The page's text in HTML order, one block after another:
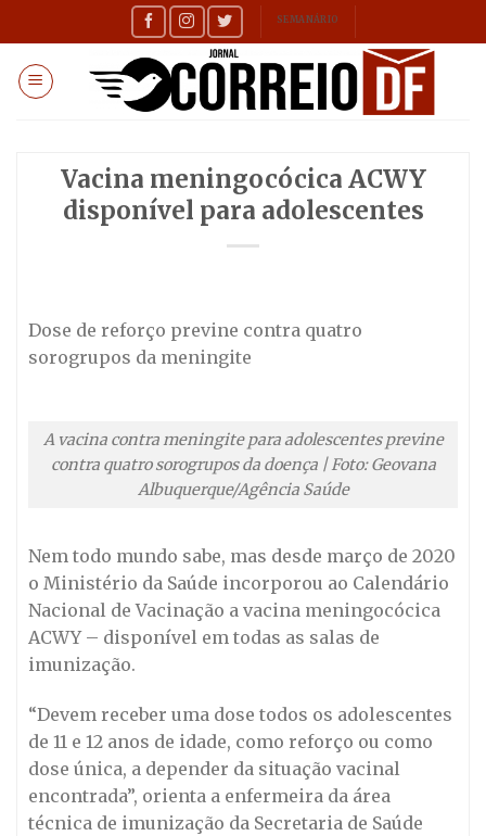
to
content
SEMANÁRIO
Vacina meningocócica ACWY
disponível para adolescentes
Dose de reforço previne contra quatro
sorogrupos da meningite
A vacina contra meningite para adolescentes previne
contra quatro sorogrupos da doença | Foto: Geovana
Albuquerque/Agência Saúde
Nem todo mundo sabe, mas desde março de 2020
o Ministério da Saúde incorporou ao Calendário
Nacional de Vacinação a vacina meningocócica
ACWY – disponível em todas as salas de
imunização.
“Devem receber uma dose todos os adolescentes
de 11 e 12 anos de idade, como reforço ou como
dose única, a depender da situação vacinal
encontrada”, orienta a enfermeira da área
técnica de imunização da Secretaria de Saúde